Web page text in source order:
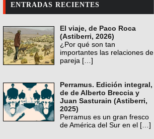
ENTRADAS RECIENTES
El viaje, de Paco Roca
(Astiberri, 2026)
¿Por qué son tan
importantes las relaciones de
pareja […]
Perramus. Edición integral,
de de Alberto Breccia y
Juan Sasturain (Astiberri,
2025)
Perramus es un gran fresco
de América del Sur en el […]